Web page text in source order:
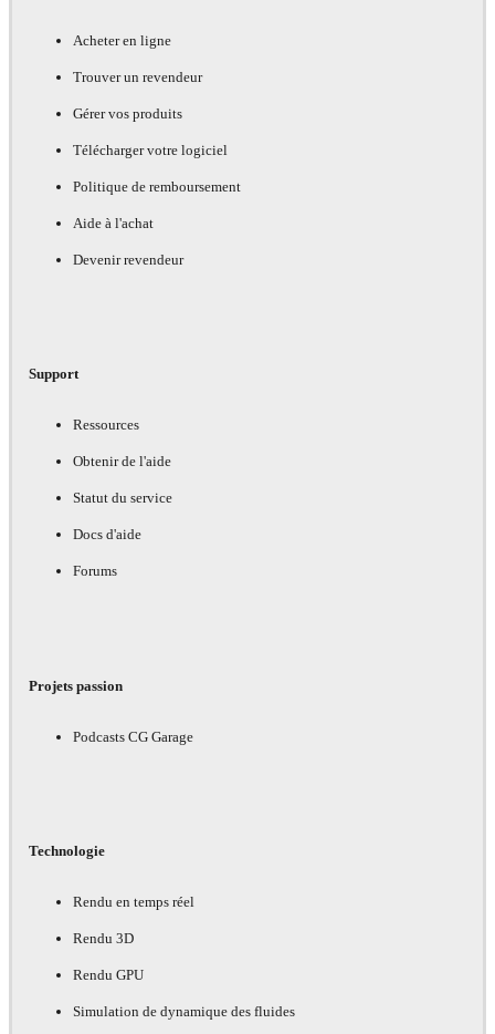
Acheter en ligne
Trouver un revendeur
Gérer vos produits
Télécharger votre logiciel
Politique de remboursement
Aide à l'achat
Devenir revendeur
Support
Ressources
Obtenir de l'aide
Statut du service
Docs d'aide
Forums
Projets passion
Podcasts CG Garage
Technologie
Rendu en temps réel
Rendu 3D
Rendu GPU
Simulation de dynamique des fluides